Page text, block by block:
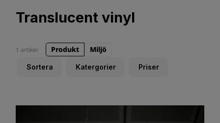
Translucent vinyl
Sortera Katergorier Priser
1 artikel Produkt Miljö